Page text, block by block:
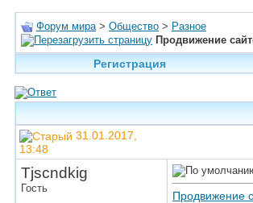
Форум мира > Общество > Разное
Продвижение
Регистрация
31.01.2017,
13:48
Tjscndkig
Гость
Продвижение